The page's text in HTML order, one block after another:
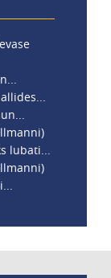
lubati...